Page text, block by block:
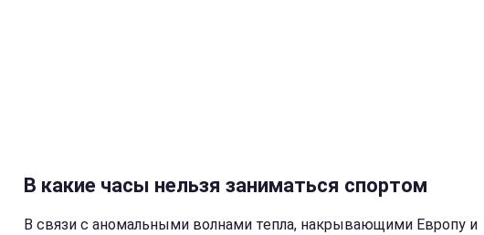
В какие часы нельзя заниматься спортом
В связи с аномальными волнами тепла, накрывающими Европу и